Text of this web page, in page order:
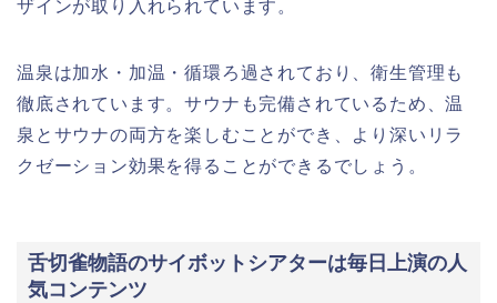
ザインが取り入れられています。
温泉は加水・加温・循環ろ過されており、衛生管理も
徹底されています。サウナも完備されているため、温
泉とサウナの両方を楽しむことができ、より深いリラ
クゼーション効果を得ることができるでしょう。
舌切雀物語のサイボットシアターは毎日上演の人
気コンテンツ